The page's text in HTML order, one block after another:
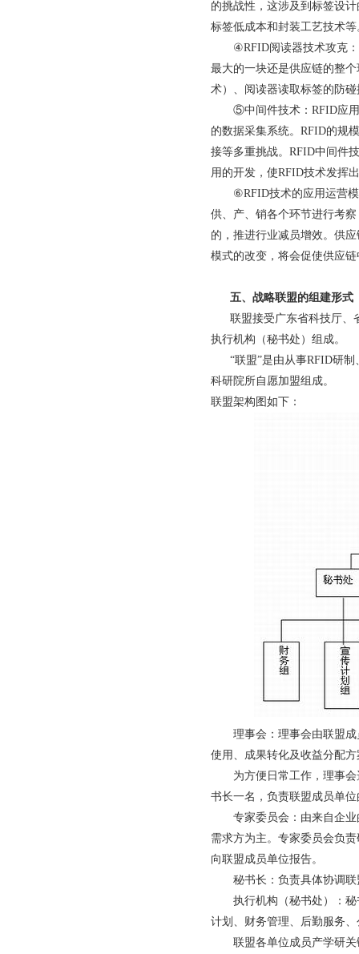
的挑战性，这涉及到标签设
标签低成本和封装工艺技术等
④RFID阅读器技术攻克
最大的一块还是供应链的整
术）、阅读器读取标签的防
⑤中间件技术：RFID应
的数据采集系统。RFID的规
接等多重挑战。RFID中间件
用的开发，使RFID技术发挥
⑥RFID技术的应用运营
供、产、销各个环节进行考
的，推进行业减员增效。供
模式的改变，将会促使供应
五、战略联盟的组建形式
联盟接受广东省科技厅、
执行机构（秘书处）组成。
“联盟”是由从事RFID研制
科研院所自愿加盟组成。
联盟架构图如下：
理事会：理事会由联盟
使用、成果转化及收益分配
为方便日常工作，理事
书长一名，负责联盟成员单
专家委员会：由来自企
需求方为主。专家委员会负
向联盟成员单位报告。
秘书长：负责具体协调
执行机构（秘书处）：
计划、财务管理、后勤服务
联盟各单位成员产学研